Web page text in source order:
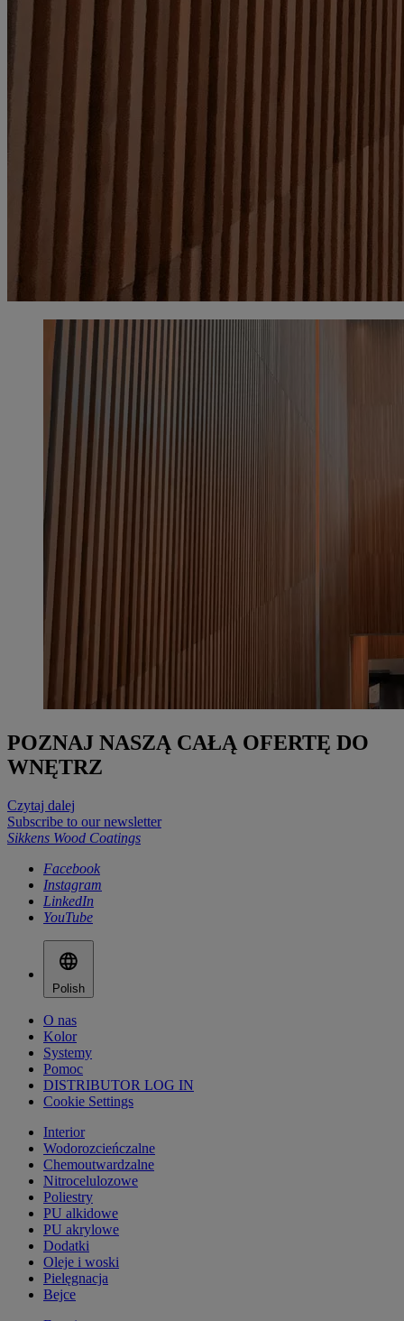
POZNAJ NASZĄ CAŁĄ OFERTĘ DO
WNĘTRZ
Czytaj dalej
Subscribe to our newsletter
Sikkens Wood Coatings
Facebook
Instagram
LinkedIn
YouTube
Polish
O nas
Kolor
Systemy
Pomoc
DISTRIBUTOR LOG IN
Cookie Settings
Interior
Wodorozcieńczalne
Chemoutwardzalne
Nitrocelulozowe
Poliestry
PU alkidowe
PU akrylowe
Dodatki
Oleje i woski
Pielęgnacja
Bejce